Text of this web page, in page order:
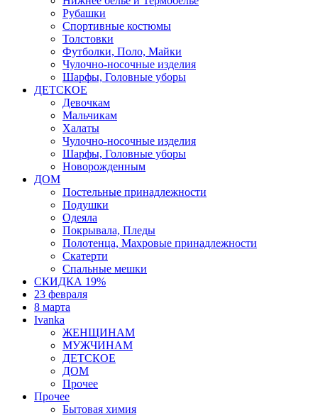
Рубашки
Спортивные костюмы
Толстовки
Футболки, Поло, Майки
Чулочно-носочные изделия
Шарфы, Головные уборы
ДЕТСКОЕ
Девочкам
Мальчикам
Халаты
Чулочно-носочные изделия
Шарфы, Головные уборы
Новорожденным
ДОМ
Постельные принадлежности
Подушки
Одеяла
Покрывала, Пледы
Полотенца, Махровые принадлежности
Скатерти
Спальные мешки
СКИДКА 19%
23 февраля
8 марта
Ivanka
ЖЕНЩИНАМ
МУЖЧИНАМ
ДЕТСКОЕ
ДОМ
Прочее
Прочее
Бытовая химия